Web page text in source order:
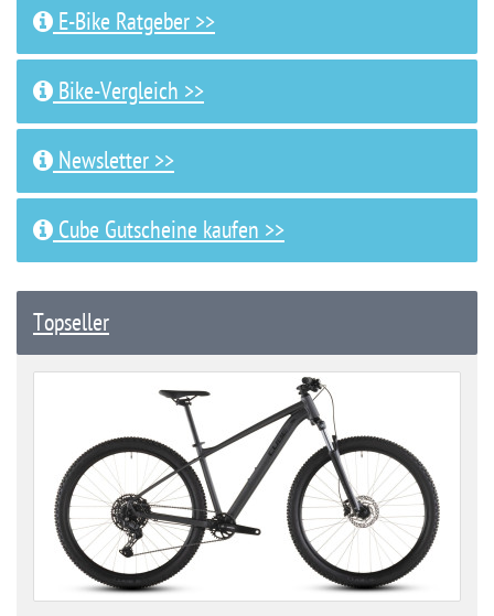
E-Bike Ratgeber >>
Bike-Vergleich >>
Newsletter >>
Cube Gutscheine kaufen >>
Topseller